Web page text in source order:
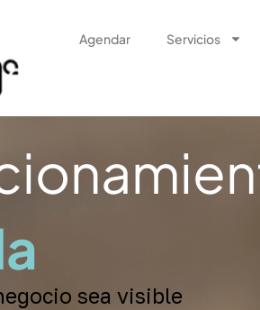
Agendar Servicios
sea visible